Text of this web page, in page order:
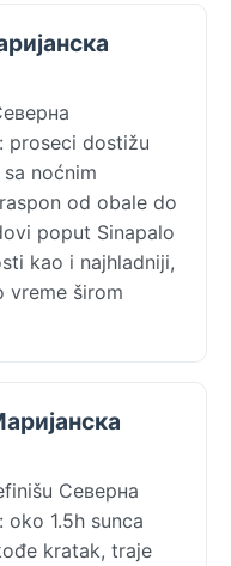
proseci dostižu
noćnim
od obale do
poput Sinapalo
kao i najhladniji,
vreme širom
Северна
1.5h sunca
kratak, traje